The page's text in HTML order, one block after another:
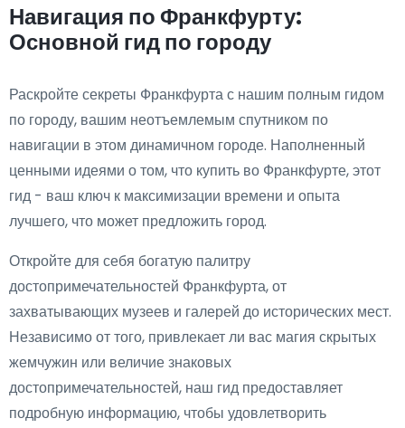
Навигация по Франкфурту:
Основной гид по городу
Раскройте секреты Франкфурта с нашим полным гидом
по городу, вашим неотъемлемым спутником по
навигации в этом динамичном городе. Наполненный
ценными идеями о том, что купить во Франкфурте, этот
гид - ваш ключ к максимизации времени и опыта
лучшего, что может предложить город.
Откройте для себя богатую палитру
достопримечательностей Франкфурта, от
захватывающих музеев и галерей до исторических мест.
Независимо от того, привлекает ли вас магия скрытых
жемчужин или величие знаковых
достопримечательностей, наш гид предоставляет
подробную информацию, чтобы удовлетворить